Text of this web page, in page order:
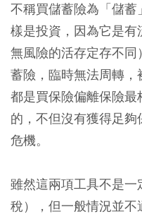
不稱買儲蓄險為「儲
樣是投資，因為它是
無風險的活存定存不
蓄險，臨時無法周轉
都是買保險偏離保險
的，不但沒有獲得足
危機。
雖然這兩項工具不是
稅），但一般情況並